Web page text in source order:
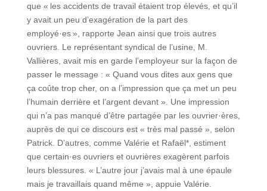
que « les accidents de travail étaient trop élevés, et qu’il
y avait un peu d’exagération de la part des
employé·es », rapporte Jean ainsi que trois autres
ouvriers. Le représentant syndical de l’usine, M.
Vallières, avait mis en garde l’employeur sur la façon de
passer le message : « Quand vous dites aux gens que
ça coûte trop cher, on a l’impression que ça met un peu
l’humain derrière et l’argent devant ». Une impression
qui n’a pas manqué d’être partagée par les ouvrier·ères,
auprès de qui ce discours est « très mal passé », selon
Patrick. D’autres, comme Valérie et Rafaël*, estiment
que certain·es ouvriers et ouvrières exagèrent parfois
leurs blessures. « L’autre jour j’avais mal à une épaule
mais je travaillais quand même », appuie Valérie.